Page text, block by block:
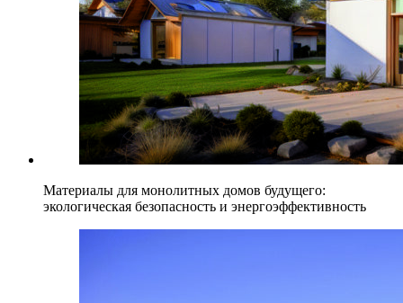
Материалы для монолитных домов будущего:
экологическая безопасность и энергоэффективность